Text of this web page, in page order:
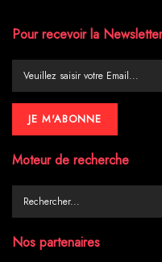
Pour recevoir la Newsletter
Moteur de recherche
Nos partenaires